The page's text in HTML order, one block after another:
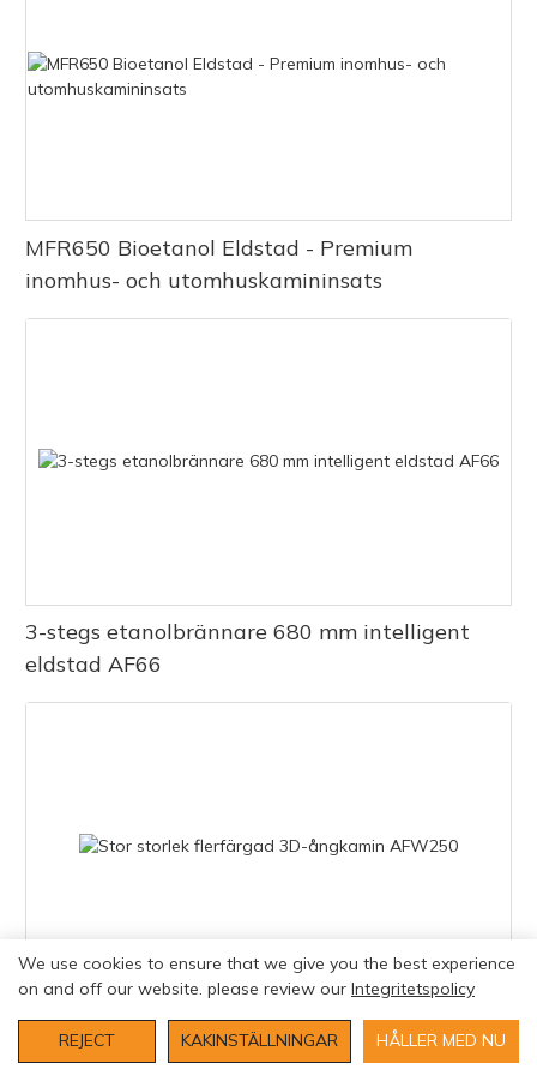
MFR650 Bioetanol Eldstad - Premium
inomhus- och utomhuskamininsats
3-stegs etanolbrännare 680 mm intelligent
eldstad AF66
Stor storlek flerfärgad 3D-ångkamin AFW250
We use cookies to ensure that we give you the best experience
on and off our website. please review our Integritetspolicy
REJECT KAKINSTÄLLNINGAR HÅLLER MED NU